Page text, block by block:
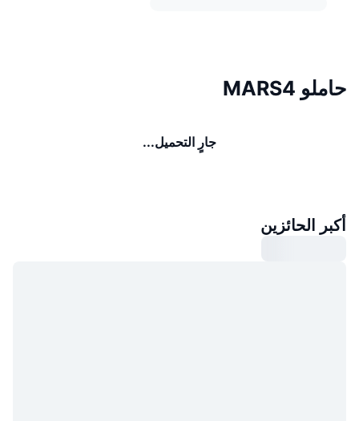
حاملو MARS4
جارٍ التحميل...
أكبر الحائزين